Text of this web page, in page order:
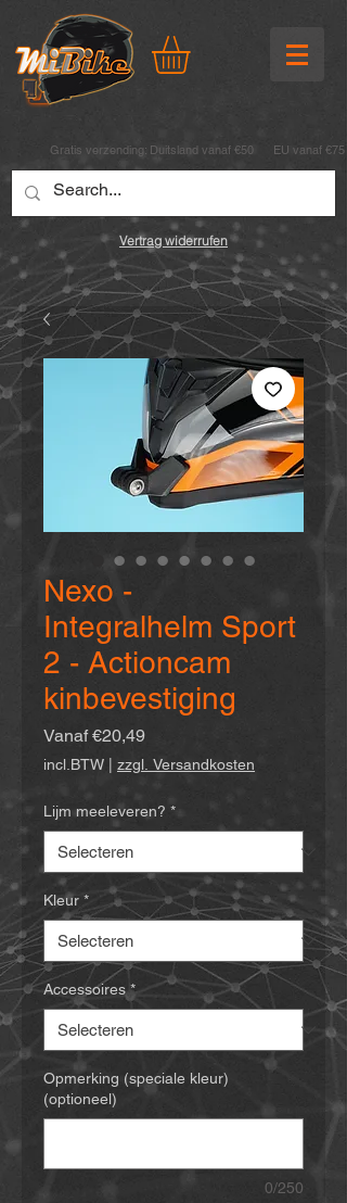
Gratis verzending: Duitsland vanaf €50 EU vanaf €75
Vertrag widerrufen
Nexo -
Integralhelm Sport
2 - Actioncam
kinbevestiging
Vanaf€20,49Verkoopprijs
incl.BTW zzgl. Versandkosten
Lijm meeleveren? *
Kleur *
Accessoires *
Opmerking (speciale kleur)
(optioneel)
0/250